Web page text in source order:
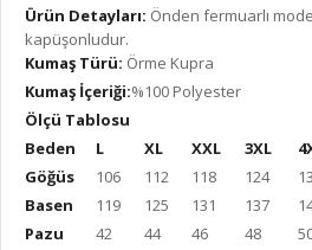
Ürün Detayları: Önden fermuarlı
kapüşonludur.
Kumaş Türü: Örme Kupra
Kumaş İçeriği:%100 Polyester
Ölçü Tablosu
Beden
L XL XXL 3XL
Göğüs
106 112 118 124
Basen
119 125 131 137
Pazu
42 44 46 48